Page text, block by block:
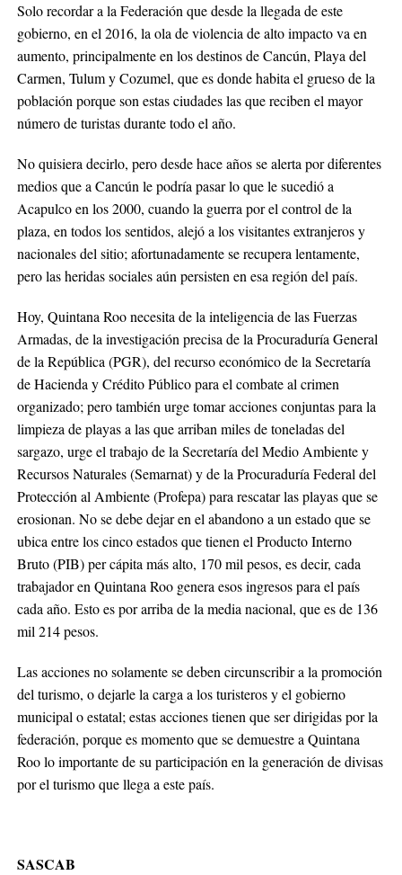
Solo recordar a la Federación que desde la llegada de este
gobierno, en el 2016, la ola de violencia de alto impacto va en
aumento, principalmente en los destinos de Cancún, Playa del
Carmen, Tulum y Cozumel, que es donde habita el grueso de la
población porque son estas ciudades las que reciben el mayor
número de turistas durante todo el año.
No quisiera decirlo, pero desde hace años se alerta por diferentes
medios que a Cancún le podría pasar lo que le sucedió a
Acapulco en los 2000, cuando la guerra por el control de la
plaza, en todos los sentidos, alejó a los visitantes extranjeros y
nacionales del sitio; afortunadamente se recupera lentamente,
pero las heridas sociales aún persisten en esa región del país.
Hoy, Quintana Roo necesita de la inteligencia de las Fuerzas
Armadas, de la investigación precisa de la Procuraduría General
de la República (PGR), del recurso económico de la Secretaría
de Hacienda y Crédito Público para el combate al crimen
organizado; pero también urge tomar acciones conjuntas para la
limpieza de playas a las que arriban miles de toneladas del
sargazo, urge el trabajo de la Secretaría del Medio Ambiente y
Recursos Naturales (Semarnat) y de la Procuraduría Federal del
Protección al Ambiente (Profepa) para rescatar las playas que se
erosionan. No se debe dejar en el abandono a un estado que se
ubica entre los cinco estados que tienen el Producto Interno
Bruto (PIB) per cápita más alto, 170 mil pesos, es decir, cada
trabajador en Quintana Roo genera esos ingresos para el país
cada año. Esto es por arriba de la media nacional, que es de 136
mil 214 pesos.
Las acciones no solamente se deben circunscribir a la promoción
del turismo, o dejarle la carga a los turisteros y el gobierno
municipal o estatal; estas acciones tienen que ser dirigidas por la
federación, porque es momento que se demuestre a Quintana
Roo lo importante de su participación en la generación de divisas
por el turismo que llega a este país.
SASCAB